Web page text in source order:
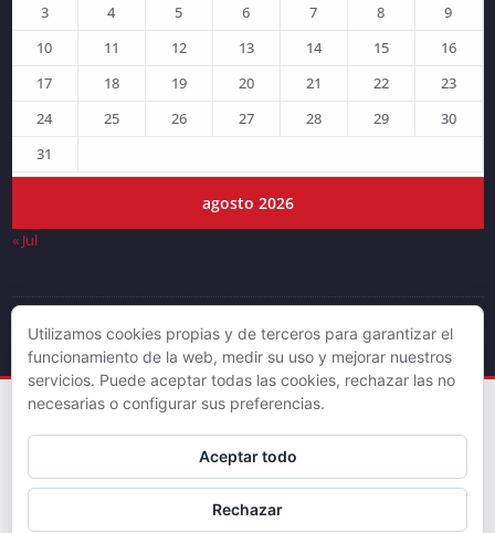
agosto 2026
3
4 5 6 7 8
9
10
11 12 13 14 15
16
17
18 19 20 21 22
23
24
25 26 27 28 29
30
31
« Jul
© DJLV 2019
Utilizamos cookies propias y de terceros para garantizar el
funcionamiento de la web, medir su uso y mejorar nuestros
servicios. Puede aceptar todas las cookies, rechazar las no
necesarias o configurar sus preferencias.
Aceptar todo
Rechazar